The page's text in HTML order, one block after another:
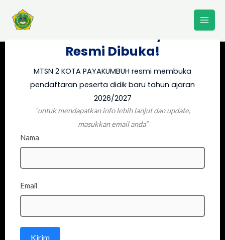
PAYAKUMBUH 2026/2027
Resmi Dibuka!
MTSN 2 KOTA PAYAKUMBUH resmi membuka
pendaftaran peserta didik baru tahun ajaran
2026/2027
“untuk mendapatkan info lebih lanjut dan update,
masukkan email anda”
Nama
Email
Kirim